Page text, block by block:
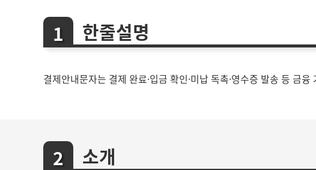
한줄설명
결제안내문자는 결제 완료·입금 확인·미납 독촉·영수증 발송 등 금
소개